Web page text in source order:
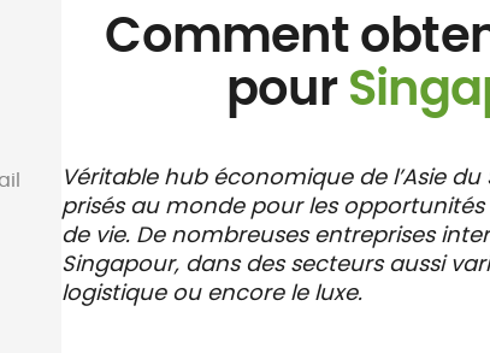
digital nomad
études à
l'étranger
médicale
hospitalière
Comment
pour
Véritable hub économique de l’Asie
prisés au monde pour les
de vie. De nombreuses entreprises
Singapour, dans des secteurs aussi
logistique ou encore le luxe.